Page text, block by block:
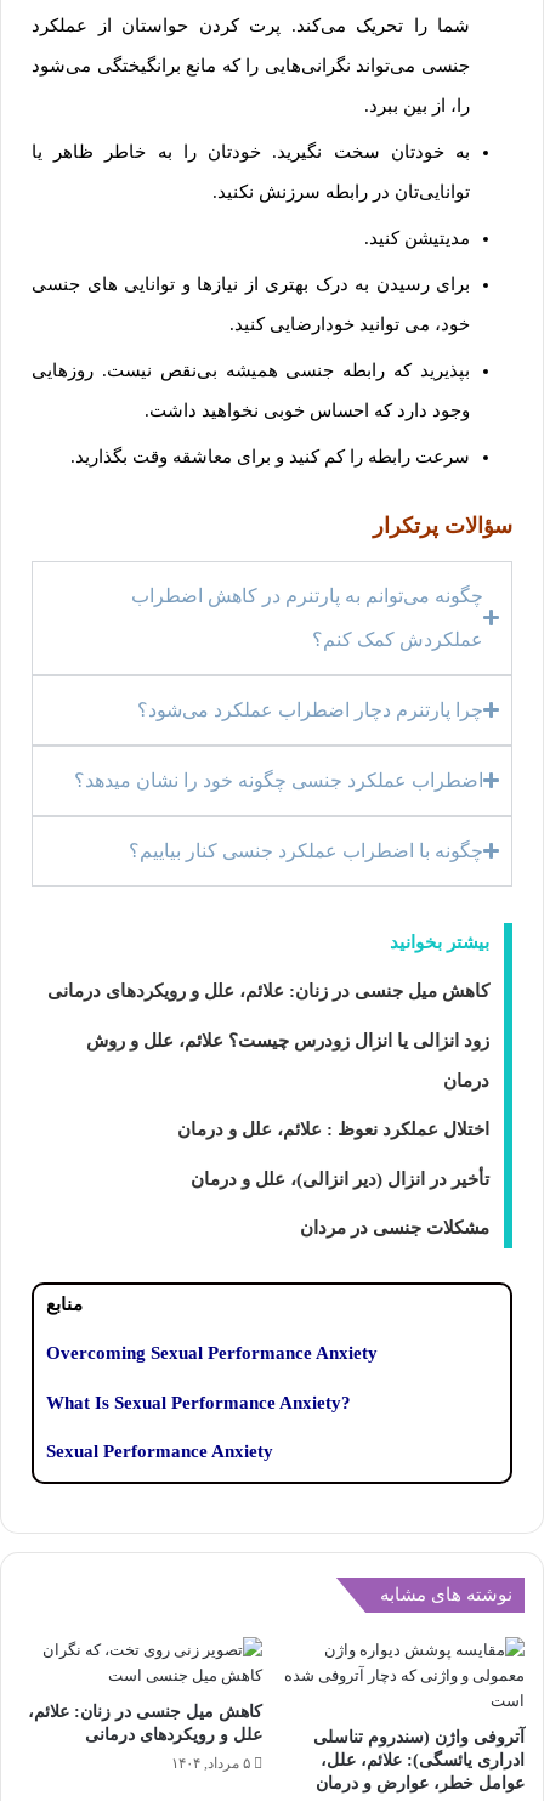
شما را تحریک می‌کند. پرت کردن حواستان از عملکرد
جنسی می‌تواند نگرانی‌هایی را که مانع برانگیختگی می‌شود
را، از بین ببرد.
به خودتان سخت نگیرید. خودتان را به خاطر ظاهر یا
توانایی‌تان در رابطه سرزنش نکنید.
مدیتیشن کنید.
برای رسیدن به درک بهتری از نیازها و توانایی های جنسی
خود، می توانید خودارضایی کنید.
بپذیرید که رابطه جنسی همیشه بی‌نقص نیست. روزهایی
وجود دارد که احساس خوبی نخواهید داشت.
سرعت رابطه را کم کنید و برای معاشقه وقت بگذارید.
سؤالات پرتکرار
چگونه می‌توانم به پارتنرم در کاهش اضطراب
عملکردش کمک کنم؟
چرا پارتنرم دچار اضطراب عملکرد می‌شود؟
اضطراب عملکرد جنسی چگونه خود را نشان میدهد؟
چگونه با اضطراب عملکرد جنسی کنار بیاییم؟
بیشتر بخوانید
کاهش میل جنسی در زنان: علائم، علل و رویکردهای درمانی
زود انزالی یا انزال زودرس چیست؟ علائم، علل و روش
درمان
اختلال عملکرد نعوظ : علائم، علل و درمان
تأخیر در انزال (دیر انزالی)، علل و درمان
مشکلات جنسی در مردان
منابع
Overcoming Sexual Performance Anxiety
?What Is Sexual Performance Anxiety
Sexual Performance Anxiety
نوشته های مشابه
آتروفی واژن (سندروم تناسلی
ادراری یائسگی): علائم، علل،
عوامل خطر، عوارض و درمان
کاهش میل جنسی در زنان: علائم،
علل و رویکردهای درمانی
۵ مرداد, ۱۴۰۴